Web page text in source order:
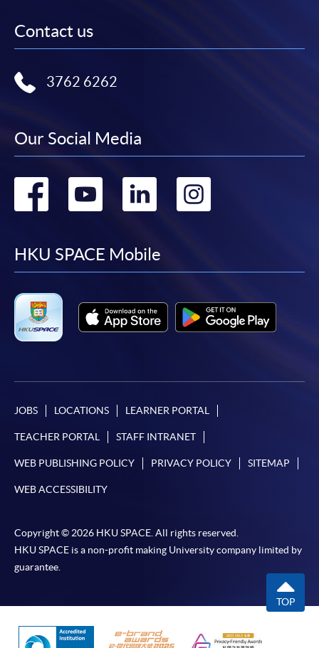
繳交所需費用
申請人可使用以下方式繳交報名費或課程費用:
定繳費靈網上密碼。有關如何申請繳費靈戶口及密
碼，請瀏覽繳費靈網址http://www.ppshk.com 。
*信用咭網上繳費服務
- 申請人可以 VISA 或
Mastercard（包括「香港大學專業進修學院
學中心作付款安排。
如欲了解如何於網上報讀新課程及繳費，請瀏覽網上
報讀同一學歷頒授課程內其他單元
程設有此服務，課程負責人會通知學員有關程序。
網上支付可通過「繳費靈」(PPS) (不適用於手機)、
VISA 或 Mastercard、「微信支付」(Online WeChat
Pay) 、「支付寶」(Online Alipay) 或 「轉數快」(FPS)
繳付學費。
Contact us
3762 6262
Our Social Media
Go
facebook
Go
youtube
Go
linkedin
HKU SPACE Mobile
JOBS LOCATIONS LEARNER PORTAL
TEACHER PORTAL STAFF INTRANET
WEB PUBLISHING POLICY PRIVACY POLICY SITEMAP
WEB ACCESSIBILITY
Copyright © 2026 HKU SPACE. All rights reserved.
HKU SPACE is a non-profit making University company limited by
guarantee.
TOP